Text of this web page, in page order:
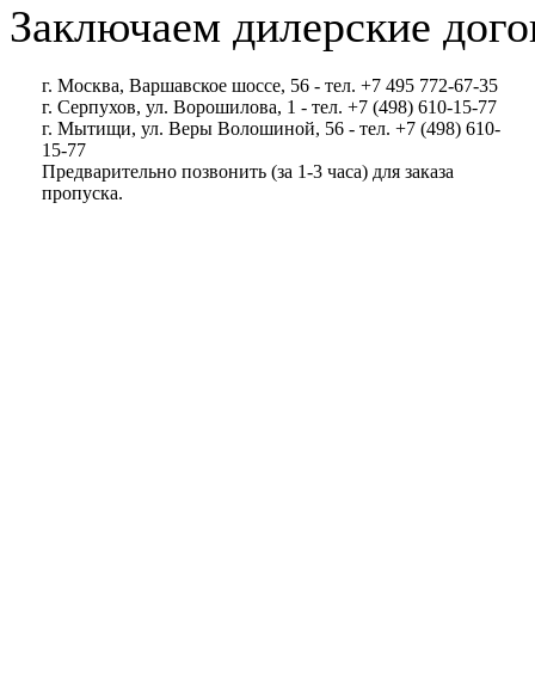
Заключаем дилерские
г. Москва, Варшавское шоссе, 56 - тел. +7 495 772-67-35
г. Серпухов, ул. Ворошилова, 1 - тел. +7 (498) 610-15-77
г. Мытищи, ул. Веры Волошиной, 56 - тел. +7 (498) 610-
15-77
Предварительно позвонить (за 1-3 часа) для заказа
пропуска.